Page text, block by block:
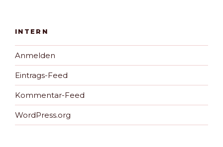
INTERN
Anmelden
Eintrags-Feed
Kommentar-Feed
WordPress.org